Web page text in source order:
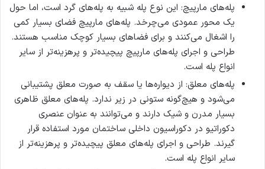
پله‌های مارپیچ: این نوع پله شبیه به پله‌های گرد است، اما حول
یک محور عمودی می‌چرخد. پله‌های مارپیچ فضای بسیار کمی
را اشغال می‌کنند و برای فضاهای بسیار کوچک مناسب هستند.
طراحی و اجرای پله‌های مارپیچ پیچیده‌تر و پرهزینه‌تر از سایر
انواع پله است.
پله‌های معلق: از دیواره‌ها یا سقف به صورت معلق پشتیبانی
می‌شود و هیچ‌گونه ستونی در زیر ندارد. پله‌های معلق ظاهری
بسیار مدرن و شیک دارند و می‌توانند به عنوان عنصری
دکوراتیو در دکوراسیون داخلی ساختمان مورد استفاده قرار
گیرند. طراحی و اجرای پله‌های معلق پیچیده‌تر و پرهزینه‌تر از
سایر انواع پله است.